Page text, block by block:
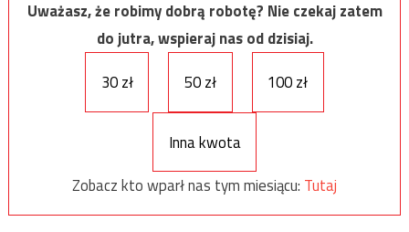
Uważasz, że robimy dobrą robotę? Nie czekaj zatem
do jutra, wspieraj nas od dzisiaj.
30 zł
50 zł 100 zł
Inna kwota
Zobacz kto wparł nas tym miesiącu: Tutaj